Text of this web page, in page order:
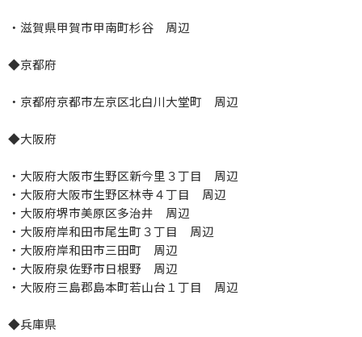
・滋賀県甲賀市甲南町杉谷 周辺
◆京都府
・京都府京都市左京区北白川大堂町 周辺
◆大阪府
・大阪府大阪市生野区新今里３丁目 周辺
・大阪府大阪市生野区林寺４丁目 周辺
・大阪府堺市美原区多治井 周辺
・大阪府岸和田市尾生町３丁目 周辺
・大阪府岸和田市三田町 周辺
・大阪府泉佐野市日根野 周辺
・大阪府三島郡島本町若山台１丁目 周辺
◆兵庫県